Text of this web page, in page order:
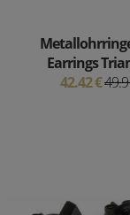
Earrings
42.42 €